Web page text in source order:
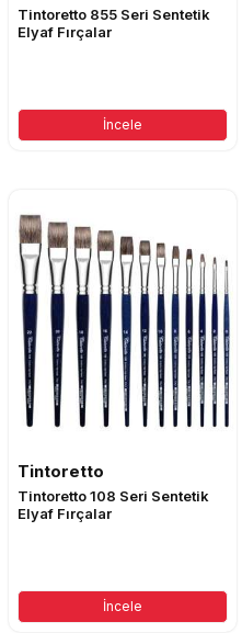
Tintoretto 855 Seri Sentetik
Elyaf Fırçalar
İncele
Tintoretto
Tintoretto 108 Seri Sentetik
Elyaf Fırçalar
İncele